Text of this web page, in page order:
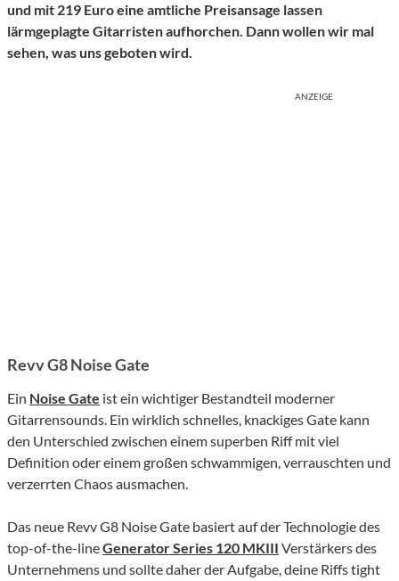
und mit 219 Euro eine amtliche Preisansage lassen
lärmgeplagte Gitarristen aufhorchen. Dann wollen wir mal
sehen, was uns geboten wird.
ANZEIGE
Revv G8 Noise Gate
Ein Noise Gate ist ein wichtiger Bestandteil moderner
Gitarrensounds. Ein wirklich schnelles, knackiges Gate kann
den Unterschied zwischen einem superben Riff mit viel
Definition oder einem großen schwammigen, verrauschten und
verzerrten Chaos ausmachen.
Das neue Revv G8 Noise Gate basiert auf der Technologie des
top-of-the-lineGenerator Series 120 MKIII Verstärkers des
Unternehmens und sollte daher der Aufgabe, deine Riffs tight